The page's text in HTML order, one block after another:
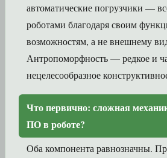
автоматические погрузчики —
роботами благодаря своим
возможностям, а не внешнему
Антропоморфность — редкое и
нецелесообразное
Что первично: сложная
ПО в роботе?
Оба компонента равнозначны.